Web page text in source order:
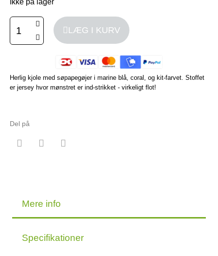
Ikke på lager
LÆG I KURV
Herlig kjole med søpapegøjer i marine blå, coral, og kit-farvet. Stoffet
er jersey hvor mønstret er ind-strikket - virkeligt flot!
Del på
Mere info
Specifikationer